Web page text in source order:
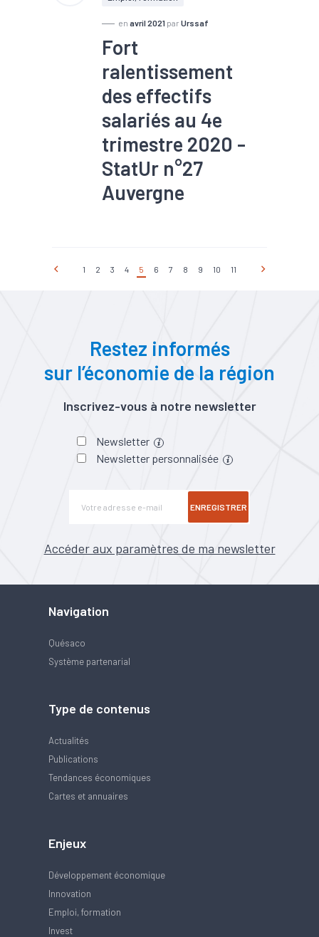
en avril 2021 par Urssaf
Fort
ralentissement
des effectifs
salariés au 4e
trimestre 2020 -
StatUr n°27
Auvergne
#Croissance
#Electrique
#Electronique
#Embauche
#Services
#Tertiaire
#Zone d'emploi
1 2 3 4 5 6 7 8 9 10 11
Restez informés
sur l’économie de la région
Inscrivez-vous à notre newsletter
Newsletter
Newsletter personnalisée
ENREGISTRER
Accéder aux paramètres de ma newsletter
Navigation
Quésaco
Système partenarial
Type de contenus
Actualités
Publications
Tendances économiques
Cartes et annuaires
Enjeux
Développement économique
Innovation
Emploi, formation
Invest